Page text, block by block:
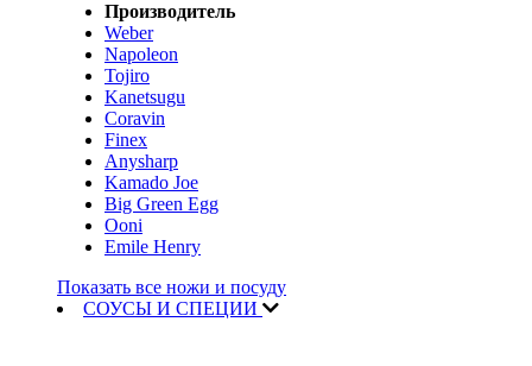
Производитель
Weber
Napoleon
Tojiro
Kanetsugu
Coravin
Finex
Anysharp
Kamado Joe
Big Green Egg
Ooni
Emile Henry
Показать все ножи и посуду
СОУСЫ И СПЕЦИИ